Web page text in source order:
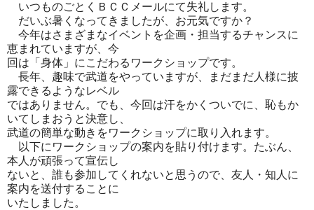
いつものごとくＢＣＣメールにて失礼します。
だいぶ暑くなってきましたが、お元気ですか？
今年はさまざまなイベントを企画・ 担当するチャンスに
恵まれていますが、今
回は「身体」にこだわるワークショップです。
長年、趣味で武道をやっていますが、
まだまだ人様に披
露できるようなレベル
ではありません。でも、今回は汗をかくついでに、 恥もか
いてしまおうと決意し、
武道の簡単な動きをワークショップに取り入れます。
以下にワークショップの案内を貼り付けます。たぶん、
本人が頑張って宣伝し
ないと、誰も参加してくれないと思うので、友人・ 知人に
案内を送付することに
いたしました。